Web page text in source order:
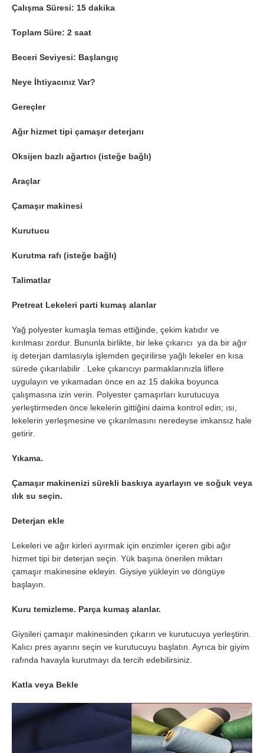
Çalışma Süresi: 15 dakika
Toplam Süre: 2 saat
Beceri Seviyesi: Başlangıç
Neye İhtiyacınız Var?
Gereçler
Ağır hizmet tipi çamaşır deterjanı
Oksijen bazlı ağartıcı (isteğe bağlı)
Araçlar
Çamaşır makinesi
Kurutucu
Kurutma rafı (isteğe bağlı)
Talimatlar
Pretreat Lekeleri parti kumaş alanlar
Yağ polyester kumaşla temas ettiğinde, çekim katıdır ve
kırılması zordur. Bununla birlikte, bir leke çıkarıcı ya da bir ağır
iş deterjan damlasıyla işlemden geçirilirse yağlı lekeler en kısa
sürede çıkarılabilir . Leke çıkarıcıyı parmaklarınızla liflere
uygulayın ve yıkamadan önce en az 15 dakika boyunca
çalışmasına izin verin. Polyester çamaşırları kurutucuya
yerleştirmeden önce lekelerin gittiğini daima kontrol edin; ısı,
lekelerin yerleşmesine ve çıkarılmasını neredeyse imkansız hale
getirir.
Yıkama.
Çamaşır makinenizi sürekli baskıya ayarlayın ve soğuk veya
ılık su seçin.
Deterjan ekle
Lekeleri ve ağır kirleri ayırmak için enzimler içeren gibi ağır
hizmet tipi bir deterjan seçin. Yük başına önerilen miktarı
çamaşır makinesine ekleyin. Giysiye yükleyin ve döngüye
başlayın.
Kuru temizleme. Parça kumaş alanlar.
Giysileri çamaşır makinesinden çıkarın ve kurutucuya yerleştirin.
Kalıcı pres ayarını seçin ve kurutucuyu başlatın. Ayrıca bir giyim
rafında havayla kurutmayı da tercih edebilirsiniz.
Katla veya Bekle